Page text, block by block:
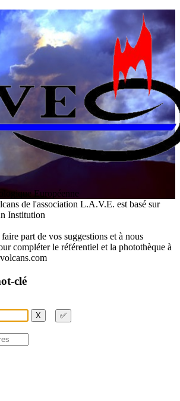
Européenne
de l'association L.A.V.E. est basé sur
Institution
part de vos suggestions et à nous
compléter le référentiel et la photothèque à
clé
X ✅